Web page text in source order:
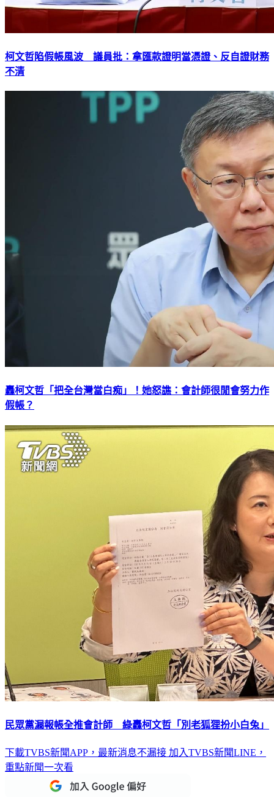
柯文哲陷假帳風波 議員批：拿匯款證明當憑證、反自證財務
不清
轟柯文哲「把全台灣當白痴」！她怒譙：會計師很閒會努力作
假帳？
民眾黨漏報帳全推會計師 綠轟柯文哲「別老狐狸扮小白兔」
下載TVBS新聞APP，最新消息不漏接 加入TVBS新聞LINE，
重點新聞一次看